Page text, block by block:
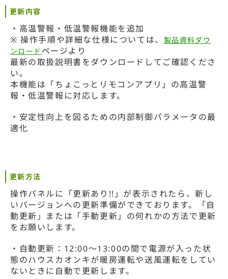
更新内容
・高温警報・低温警報機能を追加
※ 操作手順や詳細な仕様については、 製品資料ダウ
ンロード ページより
最新の取扱説明書をダウンロードしてご確認くださ
い。
本機能は「ちょこっとリモコンアプリ」の高温警
報・低温警報に対応します。
・安定性向上を図るための内部制御パラメータの最
適化
更新方法
操作パネルに「更新あり!!」が表示されたら、新し
いバージョンへの更新準備ができております。「自
動更新」または「手動更新」の何れかの方法で更新
をお願いします。
・自動更新：12:00～13:00の間で電源が入った状
態のハウスカオンキが暖房運転や送風運転をしてい
ないときに自動で更新します。